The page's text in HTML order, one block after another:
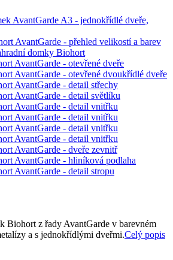
Biohort z řady AvantGarde v barevném
a s jednokřídlými dveřmi.Celý popis